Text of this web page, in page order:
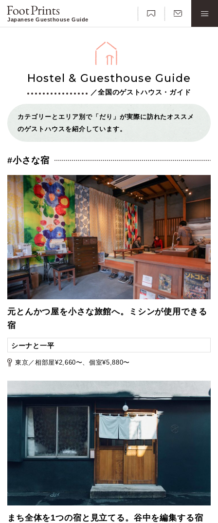
Japanese Guesthouse Guide
Hostel & Guesthouse Guide
／全国のゲストハウス・ガイド
カテゴリーとエリア別で「だり」が実際に訪れたオススメ
のゲストハウスを紹介しています。
#小さな宿
元とんかつ屋を小さな旅館へ。ミシンが使用できる
宿
シーナと一平
東京／相部屋¥2,660〜、個室¥5,880〜
まち全体を1つの宿と見立てる。谷中を編集する宿